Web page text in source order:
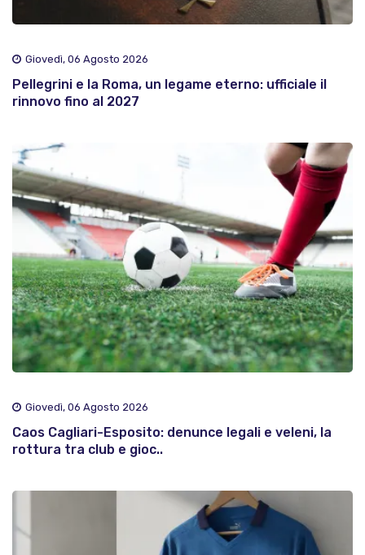
Giovedì, 06 Agosto 2026
Pellegrini e la Roma, un legame eterno: ufficiale il
rinnovo fino al 2027
Giovedì, 06 Agosto 2026
Caos Cagliari-Esposito: denunce legali e veleni, la
rottura tra club e gioc..